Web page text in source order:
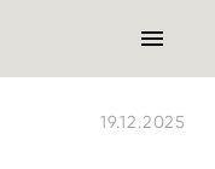
19.12.2025